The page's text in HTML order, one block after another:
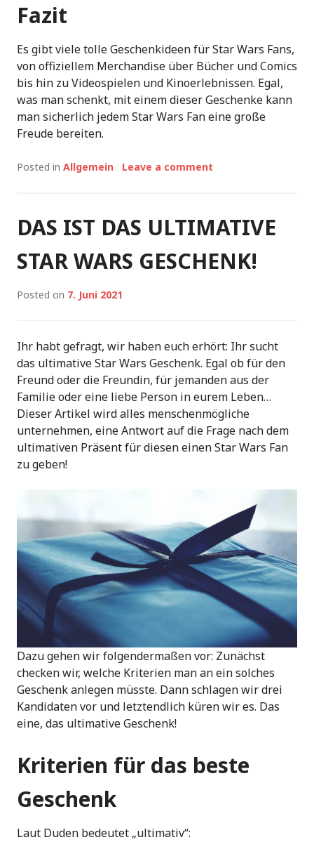
Fazit
Es gibt viele tolle Geschenkideen für Star Wars Fans,
von offiziellem Merchandise über Bücher und Comics
bis hin zu Videospielen und Kinoerlebnissen. Egal,
was man schenkt, mit einem dieser Geschenke kann
man sicherlich jedem Star Wars Fan eine große
Freude bereiten.
Posted in Allgemein Leave a comment
DAS IST DAS ULTIMATIVE
STAR WARS GESCHENK!
Posted on 7. Juni 2021
Ihr habt gefragt, wir haben euch erhört: Ihr sucht
das ultimative Star Wars Geschenk. Egal ob für den
Freund oder die Freundin, für jemanden aus der
Familie oder eine liebe Person in eurem Leben…
Dieser Artikel wird alles menschenmögliche
unternehmen, eine Antwort auf die Frage nach dem
ultimativen Präsent für diesen einen Star Wars Fan
zu geben!
Dazu gehen wir folgendermaßen vor: Zunächst
checken wir, welche Kriterien man an ein solches
Geschenk anlegen müsste. Dann schlagen wir drei
Kandidaten vor und letztendlich küren wir es. Das
eine, das ultimative Geschenk!
Kriterien für das beste
Geschenk
Laut Duden bedeutet „ultimativ“: